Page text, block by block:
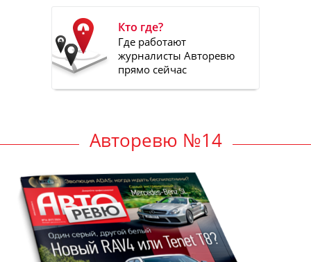
Кто где?
Где работают
журналисты Авторевю
прямо сейчас
Авторевю №14